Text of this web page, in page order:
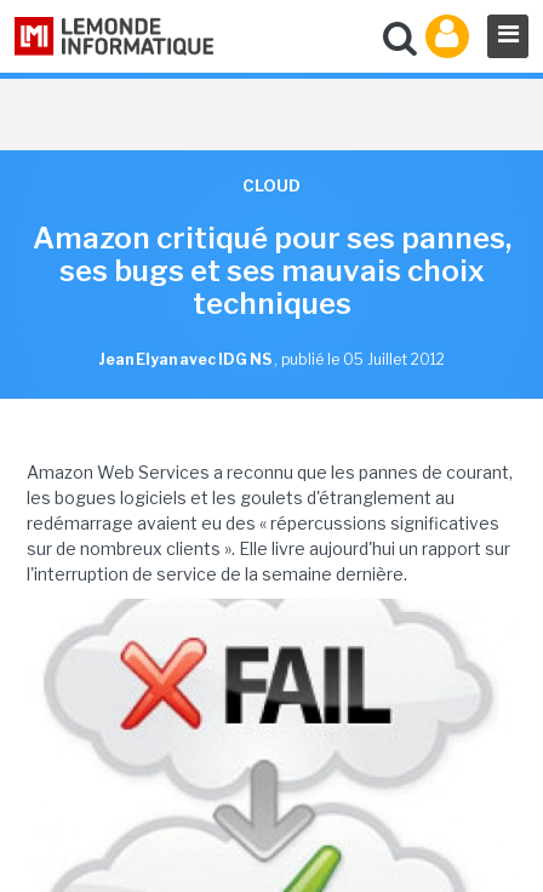
CLOUD
Amazon critiqué pour ses pannes,
ses bugs et ses mauvais choix
techniques
Jean Elyan avec IDG NS , publié le 05 Juillet 2012
Amazon Web Services a reconnu que les pannes de courant,
les bogues logiciels et les goulets d'étranglement au
redémarrage avaient eu des « répercussions significatives
sur de nombreux clients ». Elle livre aujourd'hui un rapport sur
l'interruption de service de la semaine dernière.